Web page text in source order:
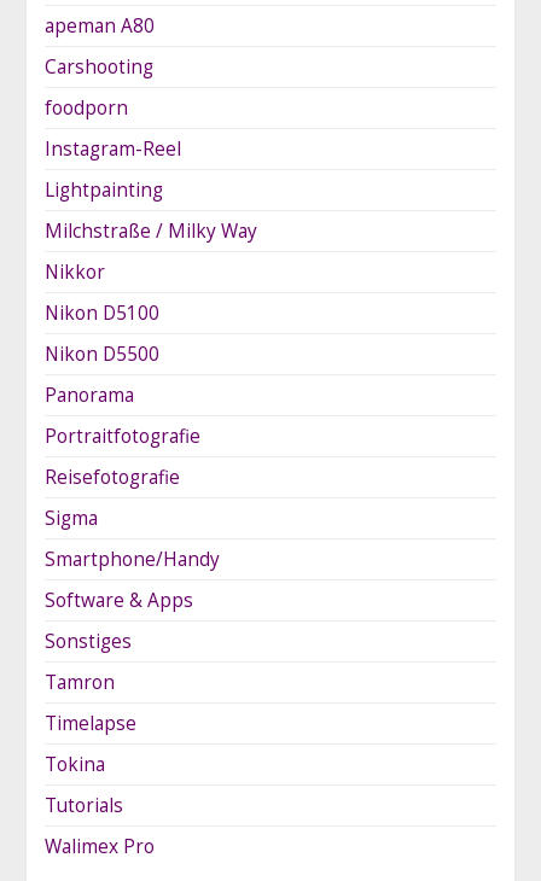
apeman A80
Carshooting
foodporn
Instagram-Reel
Lightpainting
Milchstraße / Milky Way
Nikkor
Nikon D5100
Nikon D5500
Panorama
Portraitfotografie
Reisefotografie
Sigma
Smartphone/Handy
Software & Apps
Sonstiges
Tamron
Timelapse
Tokina
Tutorials
Walimex Pro